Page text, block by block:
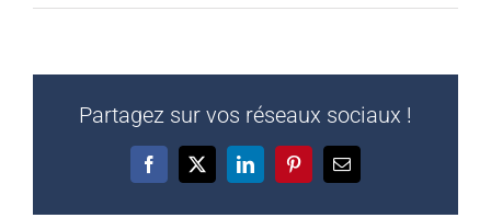
Partagez sur vos réseaux sociaux !
Facebook
X LinkedInPinterestEmail